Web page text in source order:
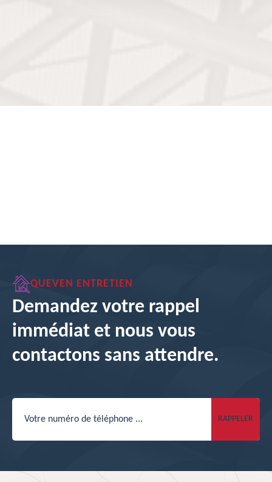
QUEVEN ENTRETIEN
Demandez votre rappel
immédiat et nous vous
contactons sans attendre.